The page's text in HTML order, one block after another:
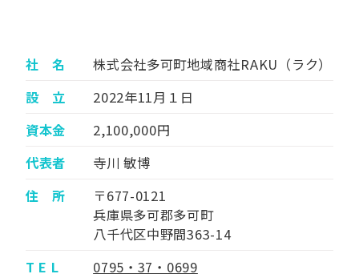
社 名
株式会社多可町地域商社RAKU（ラク）
設 立
2022年11月１日
資本金
2,100,000円
代表者
寺川 敏博
住 所
〒677-0121
兵庫県多可郡多可町
八千代区中野間363-14
T E L
0795・37・0699